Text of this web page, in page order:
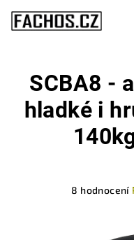
obsah
SCBA8 -
hladké i
8 hodnocení